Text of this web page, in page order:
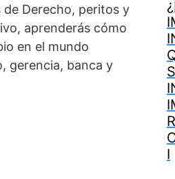
de Derecho, peritos y
aprenderás cómo
en el mundo
gerencia, banca y
I